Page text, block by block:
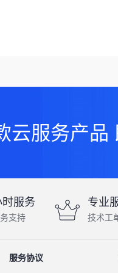
云服务产品
服务
支持
专业
技术工
服务协议